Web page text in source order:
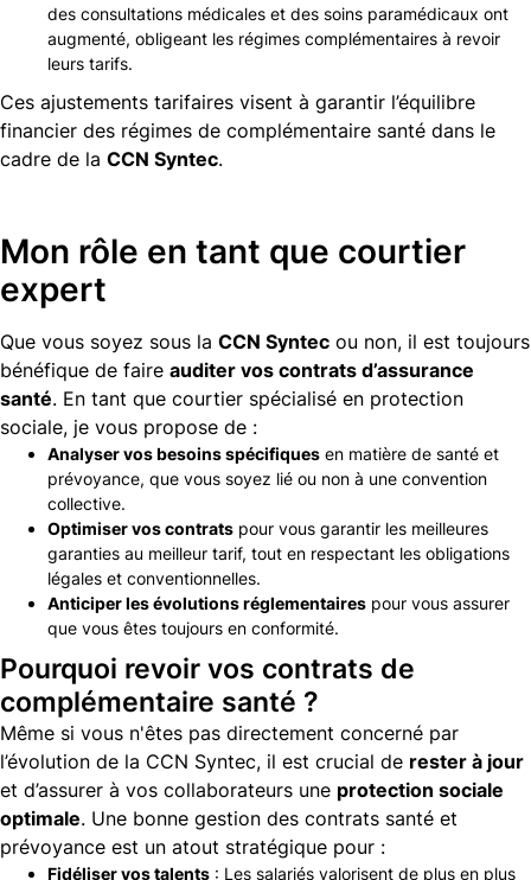
des consultations médicales et des soins paramédicaux ont
augmenté, obligeant les régimes complémentaires à revoir
leurs tarifs.
Ces ajustements tarifaires visent à garantir l’équilibre
financier des régimes de complémentaire santé dans le
cadre de la CCN Syntec.
Mon rôle en tant que courtier
expert
Que vous soyez sous la CCN Syntec ou non, il est toujours
bénéfique de faire auditer vos contrats d’assurance
santé. En tant que courtier spécialisé en protection
sociale, je vous propose de :
Analyser vos besoins spécifiques en matière de santé et
prévoyance, que vous soyez lié ou non à une convention
collective.
Optimiser vos contrats pour vous garantir les meilleures
garanties au meilleur tarif, tout en respectant les obligations
légales et conventionnelles.
Anticiper les évolutions réglementaires pour vous assurer
que vous êtes toujours en conformité.
Pourquoi revoir vos contrats de
complémentaire santé ?
Même si vous n'êtes pas directement concerné par
l’évolution de la CCN Syntec, il est crucial de rester à jour
et d’assurer à vos collaborateurs une protection sociale
optimale. Une bonne gestion des contrats santé et
prévoyance est un atout stratégique pour :
Fidéliser vos talents : Les salariés valorisent de plus en plus